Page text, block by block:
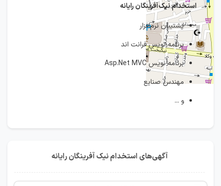
استخدام نیک‌آفرینگان رایانه
پشتیبان نرم‌افزار
برنامه نویس فرانت اند
برنامه نویس Asp.Net MVC
مهندس صنایع
و ...
آگهی‌های استخدام نیک آفرینگان رایانه